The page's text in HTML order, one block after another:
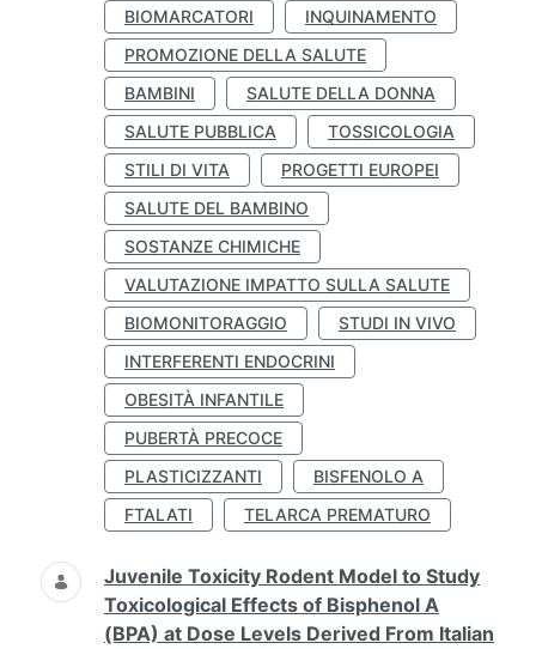
BIOMARCATORI
INQUINAMENTO
PROMOZIONE DELLA SALUTE
BAMBINI
SALUTE DELLA DONNA
SALUTE PUBBLICA
TOSSICOLOGIA
STILI DI VITA
PROGETTI EUROPEI
SALUTE DEL BAMBINO
SOSTANZE CHIMICHE
VALUTAZIONE IMPATTO SULLA SALUTE
BIOMONITORAGGIO
STUDI IN VIVO
INTERFERENTI ENDOCRINI
OBESITÀ INFANTILE
PUBERTÀ PRECOCE
PLASTICIZZANTI
BISFENOLO A
FTALATI
TELARCA PREMATURO
Juvenile Toxicity Rodent Model to Study
Toxicological Effects of Bisphenol A
(BPA) at Dose Levels Derived From Italian